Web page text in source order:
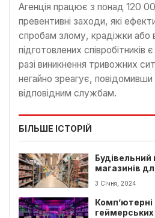
Агенція працює з понад 120
превентивні заходи, які
спробам злому, крадіжки або
підготовлених співробітників
разі виникнення тривожних
негайно зреагує, повідомивши
відповідним службам.
БІЛЬШЕ ІСТОРІЙ
магазинів
3 Січня, 2024
геймерських